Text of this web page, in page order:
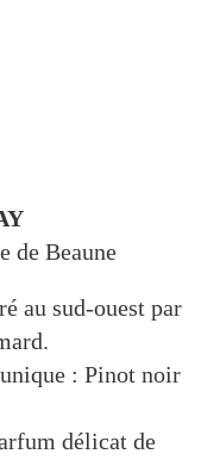
de Beaune
au sud-ouest par
: Pinot noir
délicat de